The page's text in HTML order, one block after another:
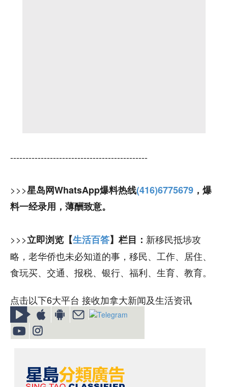
---------------------------------------------
>>>星岛网WhatsApp爆料热线(416)6775679 ，爆
料一经录用，薄酬致意。
>>>立即浏览【生活百答】栏目： 新移民抵埗攻
略，老华侨也未必知道的事，移民、工作、居住、
食玩买、交通、报税、银行、福利、生育、教育。
点击以下6大平台 接收加拿大新闻及生活资讯